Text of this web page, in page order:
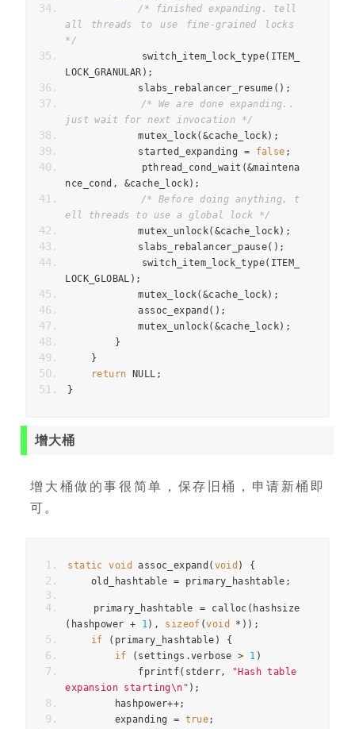
/* finished expanding. tell
all threads to use fine-grained locks
*/
            switch_item_lock_type
( ITEM_
LOCK_GRANULAR );
            slabs_rebalancer_resume
();
/* We are done expanding..
just wait for next invocation */
            mutex_lock
(&cache_lock);
            started_expanding
= false ;
            pthread_cond_wait
(&maintena
nce_cond , &cache_lock);
/* Before doing anything, t
ell threads to use a global lock */
            mutex_unlock
(&cache_lock);
            slabs_rebalancer_pause
();
            switch_item_lock_type
( ITEM_
LOCK_GLOBAL );
            mutex_lock
(&cache_lock);
            assoc_expand
();
            mutex_unlock
(&cache_lock);
}
}
return NULL ;
}
增大桶
增大桶做的事很简单，保存旧桶，申请新桶即
可。
static void assoc_expand ( void )
{
    old_hashtable
= primary_hashtable ;
    primary_hashtable
= calloc ( hashsize
( hashpower + 1), sizeof (void
*));
if
( primary_hashtable )
{
if
( settings .verbose > 1 )
            fprintf
( stderr,
"Hash table
expansion starting\n" );
        hashpower
++;
        expanding
= true;